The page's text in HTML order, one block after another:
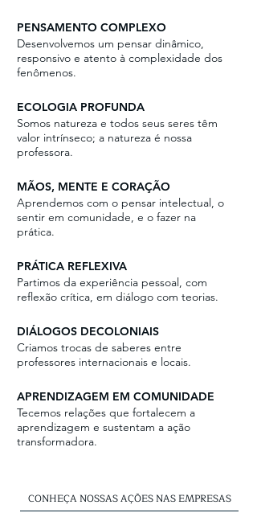
PENSAMENTO COMPLEXO
Desenvolvemos um pensar dinâmico,
responsivo e atento à complexidade dos
fenômenos.
ECOLOGIA PROFUNDA
Somos natureza e todos seus seres têm
valor intrínseco; a natureza é nossa
professora.
MÃOS, MENTE E CORAÇÃO
Aprendemos com o pensar intelectual, o
sentir em comunidade, e o fazer na
prática.
PRÁTICA REFLEXIVA
Partimos da experiência pessoal, com
reflexão crítica, em diálogo com teorias.
DIÁLOGOS DECOLONIAIS
Criamos trocas de saberes entre
professores internacionais e locais.
APRENDIZAGEM EM COMUNIDADE
Tecemos relações que fortalecem a
aprendizagem e sustentam a ação
transformadora.
CONHEÇA NOSSAS AÇÕES NAS EMPRESAS